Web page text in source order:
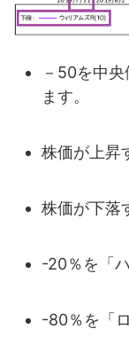
－50を中
ます。
株価が上昇
株価が下落
-20％を「
-80％を「